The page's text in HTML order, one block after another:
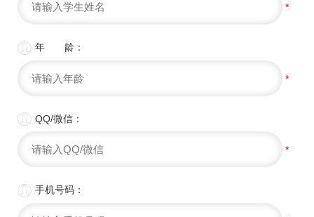
*
 年 龄：
*
 QQ/微信：
*
 手机号码：